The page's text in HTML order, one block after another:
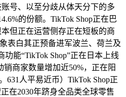
号、以至分歧从体天分下的多
的份额。TikTok Shop正在巴
但正在运营侧存正在短板的商
表白其正预备进军波兰、荷兰及
能“TikTok Shop”正在日本上线
商家数量增加近50%，正在阳
631人平易近币）TikTok Shop正
在2030年跻身全品类全球零售